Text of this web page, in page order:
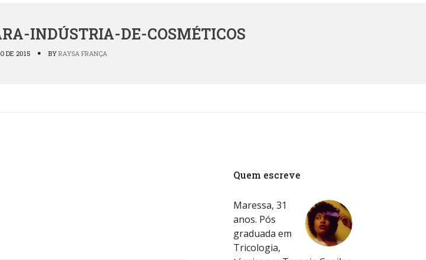
INDÚSTRIA-DE-COSMÉTICOS
DE 2015 BY RAYSA FRANÇA
Quem escreve
Maressa, 31
anos. Pós
graduada em
Tricologia,